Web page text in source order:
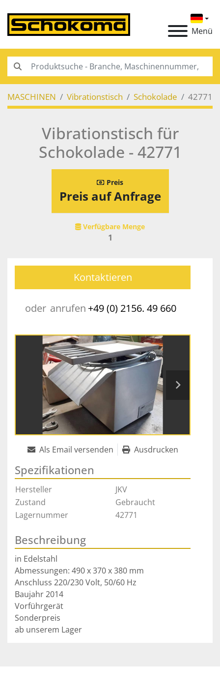
Menü
MASCHINEN Vibrationstisch Schokolade 42771
Vibrationstisch für
Schokolade - 42771
Preis
Preis auf Anfrage
Verfügbare Menge
1
Kontaktieren
oder anrufen +49 (0) 2156. 49 660
Als Email versenden Ausdrucken
Spezifikationen
Hersteller
JKV
Zustand
Gebraucht
Lagernummer
42771
Beschreibung
in Edelstahl
Abmessungen: 490 x 370 x 380 mm
Anschluss 220/230 Volt, 50/60 Hz
Baujahr 2014
Vorführgerät
Sonderpreis
ab unserem Lager